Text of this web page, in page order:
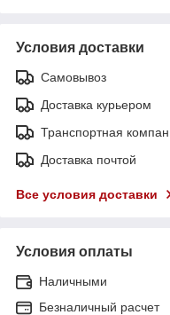
Условия доставки
Самовывоз
Доставка курьером
Транспортная
Доставка почтой
Все условия доставки
Условия оплаты
Наличными
Безналичный расчет